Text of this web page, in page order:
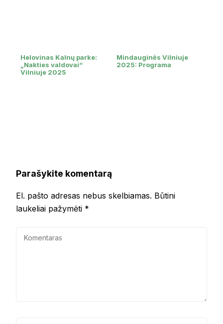
Helovinas Kalnų parke:
„Nakties valdovai“
Vilniuje 2025
Mindauginės Vilniuje
2025: Programa
Parašykite komentarą
El. pašto adresas nebus skelbiamas. Būtini
laukeliai pažymėti *